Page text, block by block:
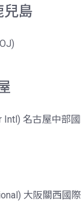
兒島
Intl) 名古屋中部
大阪關西國